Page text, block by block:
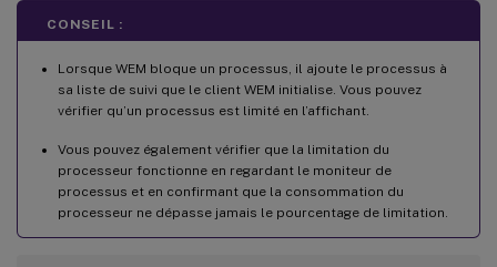
CONSEIL :
Lorsque WEM bloque un processus, il ajoute le processus à
sa liste de suivi que le client WEM initialise. Vous pouvez
vérifier qu’un processus est limité en l’affichant.
Vous pouvez également vérifier que la limitation du
processeur fonctionne en regardant le moniteur de
processus et en confirmant que la consommation du
processeur ne dépasse jamais le pourcentage de limitation.